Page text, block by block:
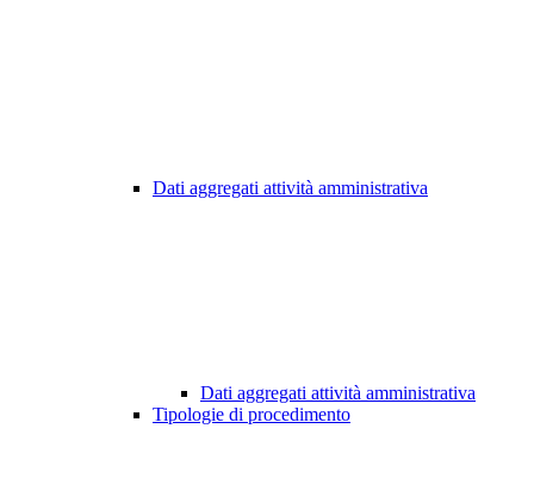
Dati aggregati attività amministrativa
Dati aggregati attività amministrativa
Tipologie di procedimento